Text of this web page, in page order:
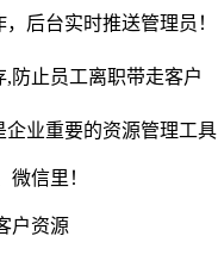
后台实时推送管理员！
防止员工离职带走客户
业重要的资源管理工具
信里！
户资源